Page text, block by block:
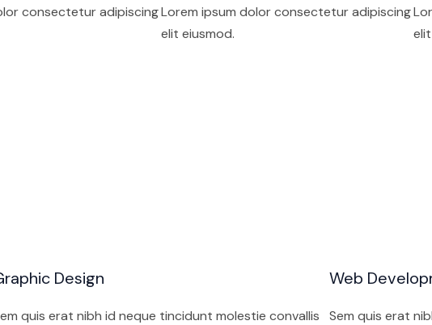
consectetur adipiscingLorem ipsum dolor consectetur adipiscing
elit eiusmod.
Design
quis erat nibh id neque tincidunt molestie convallis
Web
Sem quis erat